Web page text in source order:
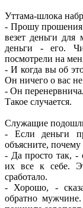
Уттама-шлока
- Прошу прошения,
везет деньги
деньги - его.
посмотрели на
- И когда вы об
Он ничего о вас
- Он
Такое случается.
Служащие
- Если деньги
объясните,
- Да просто так, -
их все к себе.
сработало.
- Хорошо, -
обратно